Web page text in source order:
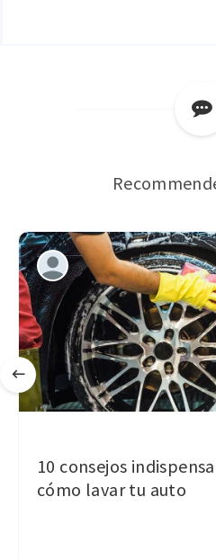
10 consejos
cómo lavar tu auto